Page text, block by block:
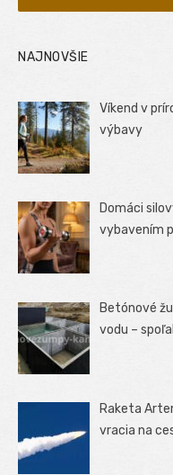
NAJNOVŠIE
Víkend v
výbavy
Domáci
vybavením
Betónové
vodu –
Raketa
vracia na